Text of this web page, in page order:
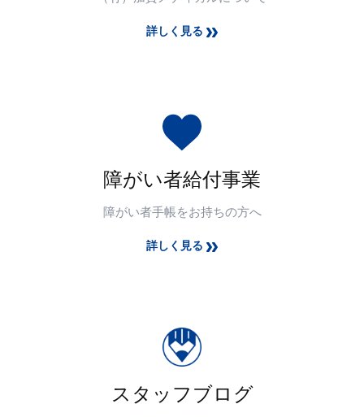
詳しく見る
障がい者給付事業
障がい者手帳をお持ちの方へ
詳しく見る
スタッフブログ